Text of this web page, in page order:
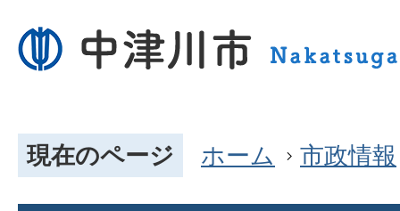
現在のページ ホーム 市政情報